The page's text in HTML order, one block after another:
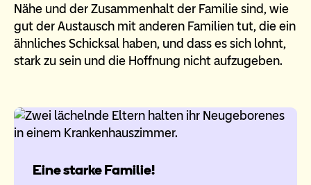
Nähe und der Zusammenhalt der Familie sind, wie
gut der Austausch mit anderen Familien tut, die ein
ähnliches Schicksal haben, und dass es sich lohnt,
stark zu sein und die Hoffnung nicht aufzugeben.
Eine starke Familie!